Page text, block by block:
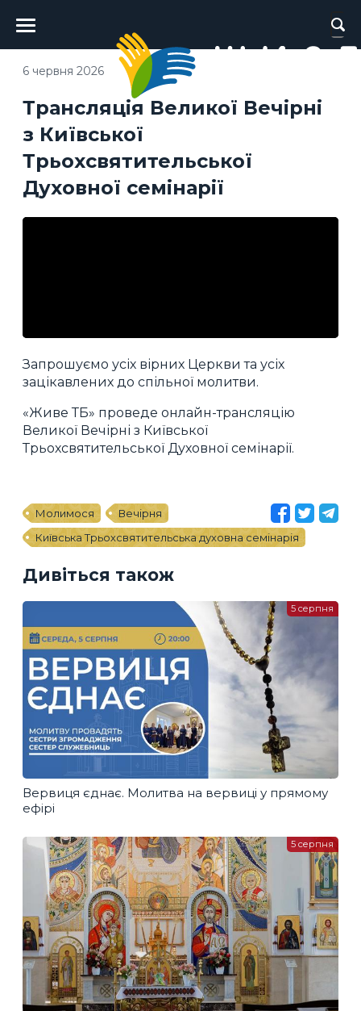
Головне
меню
Трансляція Великої Вечірні
з Київської
Трьохсвятительської
Духовної семінарії
6 червня 2026
Запрошуємо усіх вірних Церкви та усіх
зацікавлених до спільної молитви.
«Живе ТБ» проведе онлайн-трансляцію
Великої Вечірні з Київської
Трьохсвятительської Духовної семінарії.
Молимося
Вечірня
Київська Трьохсвятительська духовна семінарія
Дивіться також
Вервиця єднає. Молитва на вервиці у прямому
ефірі
5 серпня
5 серпня